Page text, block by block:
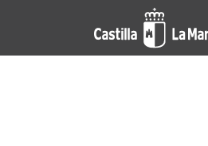
Pasar al contenido principal
Actualidad de